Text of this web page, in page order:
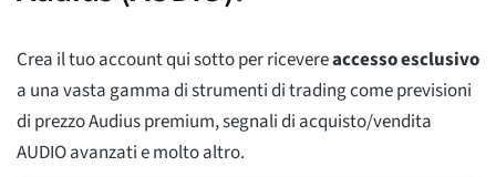
Crea il tuo account qui sotto per ricevereaccesso esclusivo
a una vasta gamma di strumenti di trading come previsioni
di prezzo Audius premium, segnali di acquisto/vendita
AUDIO avanzati e molto altro.